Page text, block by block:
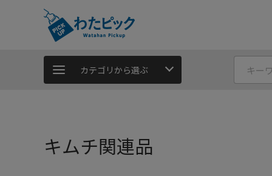
カテゴリから選ぶ
キムチ関連品